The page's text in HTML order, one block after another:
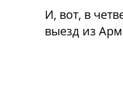
И, вот, в
выезд из